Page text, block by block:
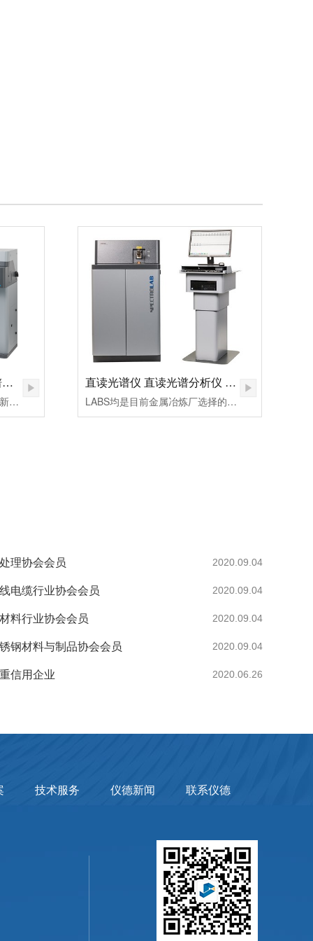
德国斯派克落地式直读光谱仪SPECTROMAXx 电弧/火花OES金属分析仪
第十代SPECTROMAXx配有全新的德国原厂校准曲线，扩展了曲线校准范围和元素选择；优化光源激发参数；提升检测灵敏度(LOD)。
直读光谱仪 直读光谱分析仪 LAB S
LABS均是目前金属冶炼厂选择的、高性能的光谱仪。对于金属再加工生产商、汽车和航空航天制造商、以及成品和半成品、电子产品、半导体等制造商来说，她给出的解决方案同样优良。
理协会会员 2020.09.04
电缆行业协会会员 2020.09.04
料行业协会会员 2020.09.04
钢材料与制品协会会员 2020.09.04
信用企业 2020.06.26
技术服务 仪德新闻 联系仪德